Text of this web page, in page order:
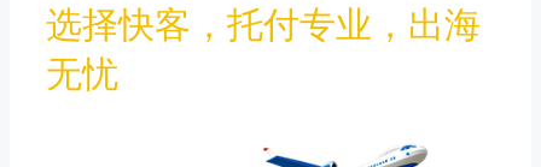
选择快客，托付专业，出海
无忧